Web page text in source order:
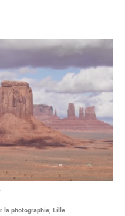
la photographie, Lille